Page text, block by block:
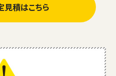
見積はこちら